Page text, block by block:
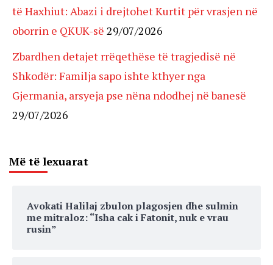
të Haxhiut: Abazi i drejtohet Kurtit për vrasjen në
oborrin e QKUK-së 29/07/2026
Zbardhen detajet rrëqethëse të tragjedisë në
Shkodër: Familja sapo ishte kthyer nga
Gjermania, arsyeja pse nëna ndodhej në banesë
29/07/2026
Më të lexuarat
Avokati Halilaj zbulon plagosjen dhe sulmin
me mitraloz: “Isha cak i Fatonit, nuk e vrau
rusin”